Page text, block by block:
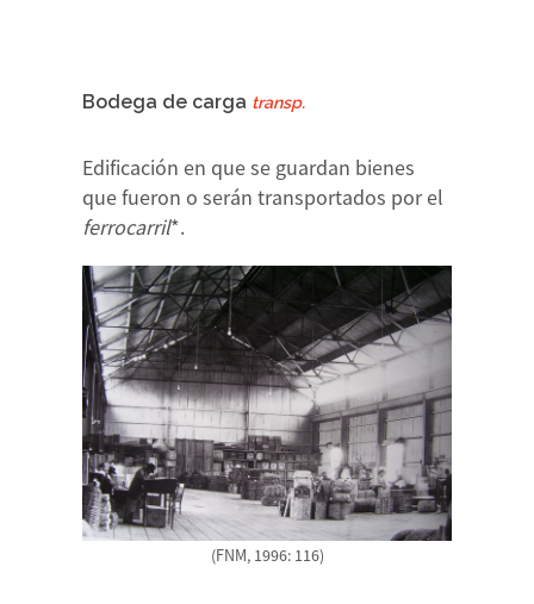
Bodega de carga transp.
Edificación en que se guardan bienes
que fueron o serán transportados por el
ferrocarril*.
(FNM, 1996: 116)